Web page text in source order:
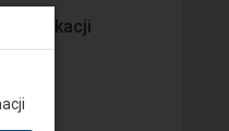
aplikacji